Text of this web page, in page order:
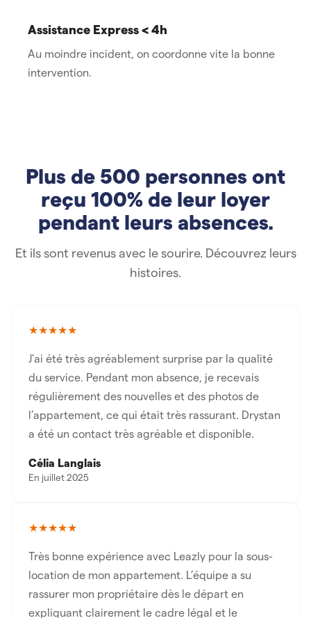
Assistance Express < 4h
Au moindre incident, on coordonne vite la bonne
intervention.
Plus de 500 personnes ont
reçu 100% de leur loyer
pendant leurs absences.
Et ils sont revenus avec le sourire. Découvrez leurs
histoires.
★★★★★
J’ai été très agréablement surprise par la qualité
du service. Pendant mon absence, je recevais
régulièrement des nouvelles et des photos de
l’appartement, ce qui était très rassurant. Drystan
a été un contact très agréable et disponible.
Célia Langlais
En juillet 2025
★★★★★
Très bonne expérience avec Leazly pour la sous-
location de mon appartement. L’équipe a su
rassurer mon propriétaire dès le départ en
expliquant clairement le cadre légal et le